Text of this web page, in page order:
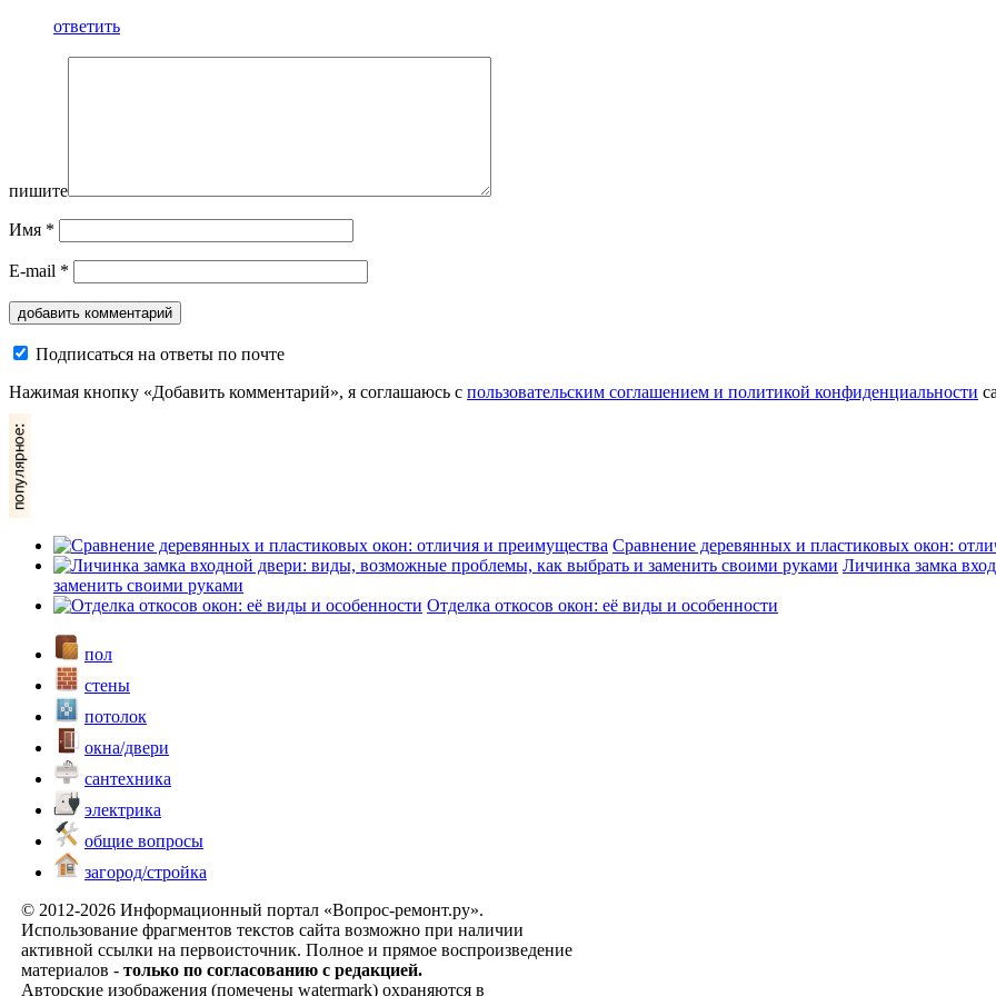
ответить
пишите
Имя *
E-mail *
Подписаться на ответы по почте
Нажимая кнопку «Добавить комментарий», я соглашаюсь с пользовательским соглашением и политикой конфиденциальности
Сравнение деревянных и пластиковых окон:
Личинка замка
заменить своими руками
Отделка откосов окон: её виды и особенности
пол
стены
потолок
окна/двери
сантехника
электрика
общие вопросы
загород/стройка
© 2012-2026 Информационный портал «Вопрос-ремонт.ру».
Использование фрагментов текстов сайта возможно при наличии
активной ссылки на первоисточник. Полное и прямое воспроизведение
материалов - только по согласованию с редакцией.
Авторские изображения (помечены watermark) охраняются в